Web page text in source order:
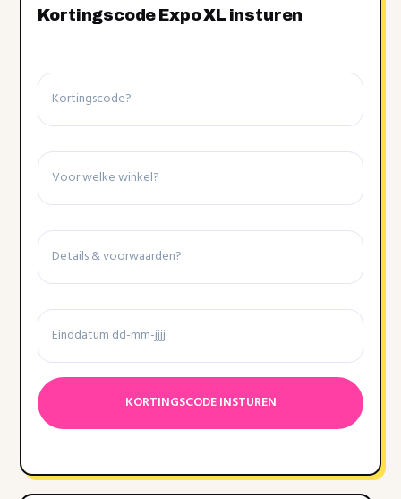
Kortingscode Expo XL insturen
Kortingscode
Winkel
Details
voorwaarden
Einddatum
dash
MM
dash